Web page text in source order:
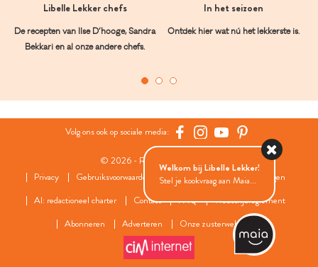
Libelle Lekker chefs
De recepten van Ilse D’hooge, Sandra
Bekkari en al onze andere chefs.
In het seizoen
Ontdek hier wat nú het lekkerste is.
Volg ons ook op sociale media:
© 2026 - Roularta Media Group
Privacy
Gebruiksvoorwaarden Cookies
Cookies instellingen
AI: redactioneel charter
Contact FAQ
Wedstrijdreglement
Abonneren
Adverteren Onze zusterwebsites
Welkom bij Libelle Lekker!
Stel je kookvraag aan Maia...